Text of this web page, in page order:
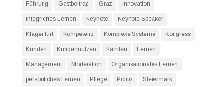
Führung Gastbeitrag Graz Innovation
Integriertes Lernen Keynote Keynote Speaker
Klagenfurt Kompetenz Komplexe Systeme Kongress
Kunden Kundennutzen Kärnten Lernen
Management Moderation Organisationales Lernen
persönliches Lernen Pflege Politik Steiermark